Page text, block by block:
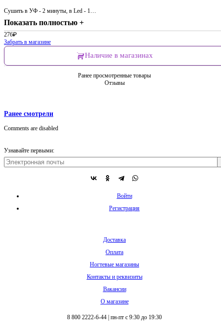
Сушить в УФ - 2 минуты, в Led - 1…
Показать полностью +
276₽
Забрать в магазине
Наличие в магазинах
Ранее просмотренные товары
Отзывы
Ранее смотрели
Comments are disabled
Узнавайте первыми:
Войти
Регистрация
Доставка
Оплата
Ногтевые магазины
Контакты и реквизиты
Вакансии
О магазине
8 800 2222-6-44 пн-пт с 9:30 до 19:30